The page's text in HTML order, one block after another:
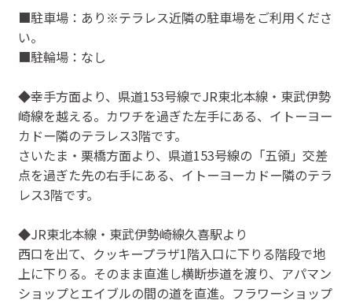
■駐車場：あり※テラレス近隣の駐車場をご利用くださ
い。
■駐輪場：なし
◆幸手方面より、県道153号線でJR東北本線・東武伊勢
崎線を越える。カワチを過ぎた左手にある、イトーヨー
カドー隣のテラレス3階です。
さいたま・栗橋方面より、県道153号線の「五領」交差
点を過ぎた先の右手にある、イトーヨーカドー隣のテラ
レス3階です。
◆JR東北本線・東武伊勢崎線久喜駅より
西口を出て、クッキープラザ1階入口に下りる階段で地
上に下りる。そのまま直進し横断歩道を渡り、アパマン
ショップとエイブルの間の道を直進。フラワーショップ